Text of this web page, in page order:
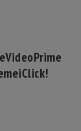
VideoPrime
Click!